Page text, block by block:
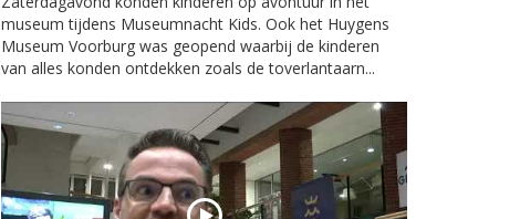
museum tijdens Museumnacht Kids. Ook het Huygens
Museum Voorburg was geopend waarbij de kinderen
van alles konden ontdekken zoals de toverlantaarn...